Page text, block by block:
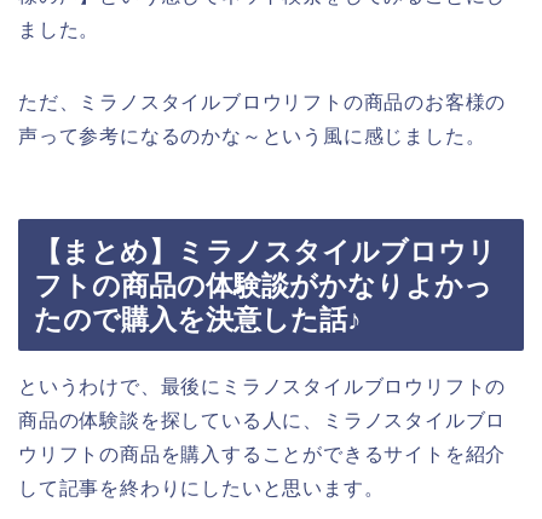
ました。
ただ、ミラノスタイルブロウリフトの商品のお客様の
声って参考になるのかな～という風に感じました。
【まとめ】ミラノスタイルブロウリ
フトの商品の体験談がかなりよかっ
たので購入を決意した話♪
というわけで、最後にミラノスタイルブロウリフトの
商品の体験談を探している人に、ミラノスタイルブロ
ウリフトの商品を購入することができるサイトを紹介
して記事を終わりにしたいと思います。